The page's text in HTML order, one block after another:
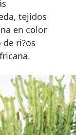
tejidos
en color
ri?os